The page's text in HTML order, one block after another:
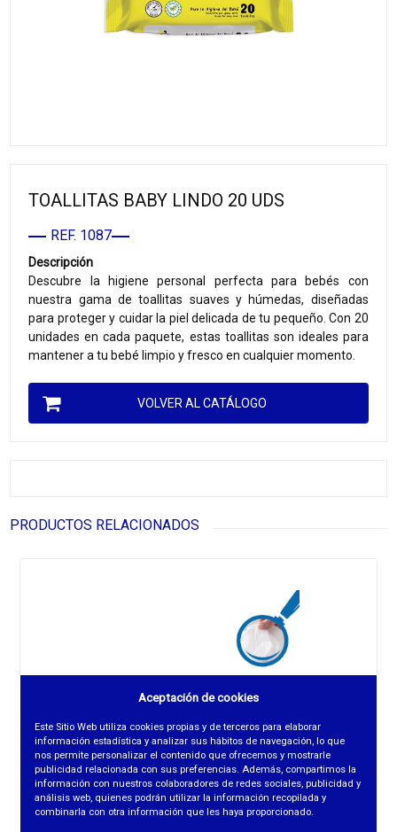
TOALLITAS BABY LINDO 20 UDS
REF. 1087
Descripción
Descubre la higiene personal perfecta para bebés con
nuestra gama de toallitas suaves y húmedas, diseñadas
para proteger y cuidar la piel delicada de tu pequeño. Con 20
unidades en cada paquete, estas toallitas son ideales para
mantener a tu bebé limpio y fresco en cualquier momento.
VOLVER AL CATÁLOGO
PRODUCTOS RELACIONADOS
Aceptación de cookies
Este Sitio Web utiliza cookies propias y de terceros para elaborar
información estadística y analizar sus hábitos de navegación, lo que
nos permite personalizar el contenido que ofrecemos y mostrarle
publicidad relacionada con sus preferencias. Además, compartimos la
información con nuestros colaboradores de redes sociales, publicidad y
análisis web, quienes podrán utilizar la información recopilada y
combinarla con otra información que les haya proporcionado.